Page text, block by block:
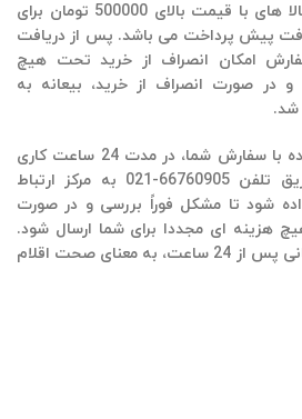
– با توجه به شرایط کالا، کالا های با قیمت بالای 500000 تومان برای
پیش پرداخت می باشد. پس از دریافت
امکان انصراف از خرید تحت هیچ
در صورت انصراف از خرید، بیعانه به
شد.
عدم انطباق کالای ارسال شده با سفارش شما، در مدت 24 ساعت کاری
تلفن66760905
-021 به مرکز ارتباط
شود تا مشکل فوراً بررسی و در صورت
هزینه ای مجددا برای شما ارسال شود.
بدیهی است عدم اطلاع رسانی پس از 24 ساعت، به معنای صحت اقلام